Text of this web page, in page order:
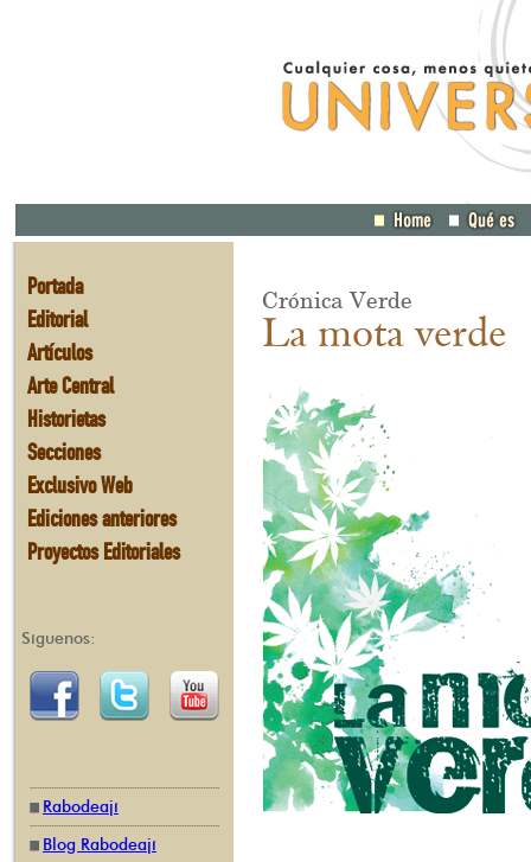
Portada
Editorial
Artículos
Arte Central
Historietas
Secciones
Exclusivo Web
Ediciones anteriores
Proyectos Editoriales
Síguenos:
Rabodeají
Blog Rabodeají
Crónica Verde
La mota verde